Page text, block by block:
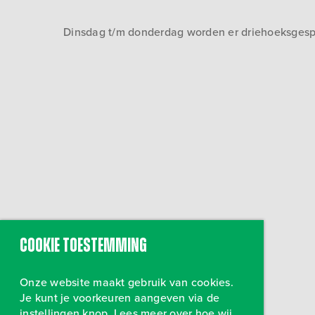
Dinsdag t/m donderdag worden er
Cookie toestemming
Onze website maakt gebruik van cookies.
Je kunt je voorkeuren aangeven via de